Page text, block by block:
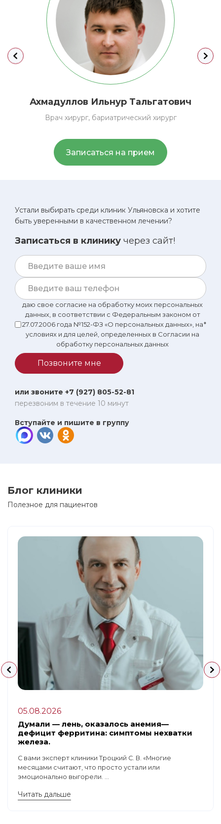
Ахмадуллов Ильнур Тальгатович
Врач хирург, бариатрический хирург
Записаться на прием
Устали выбирать среди клиник Ульяновска и хотите
быть уверенными в качественном лечении?
Записаться в клинику через сайт!
даю свое согласие на обработку моих персональных
данных, в соответствии с Федеральным законом от
27.07.2006 года №152-ФЗ «О персональных данных», на
условиях и для целей, определенных в Согласии на
обработку персональных данных
*
Позвоните мне
или звоните +7 (927) 805-52-81
перезвоним в течение 10 минут
Вступайте и пишите в группу
Блог клиники
Полезное для пациентов
05.08.2026
Думали — лень, оказалось анемия—
дефицит ферритина: симптомы нехватки
железа.
С вами эксперт клиники Троцкий С. В. «Многие
месяцами считают, что просто устали или
эмоционально выгорели. ...
Читать дальше